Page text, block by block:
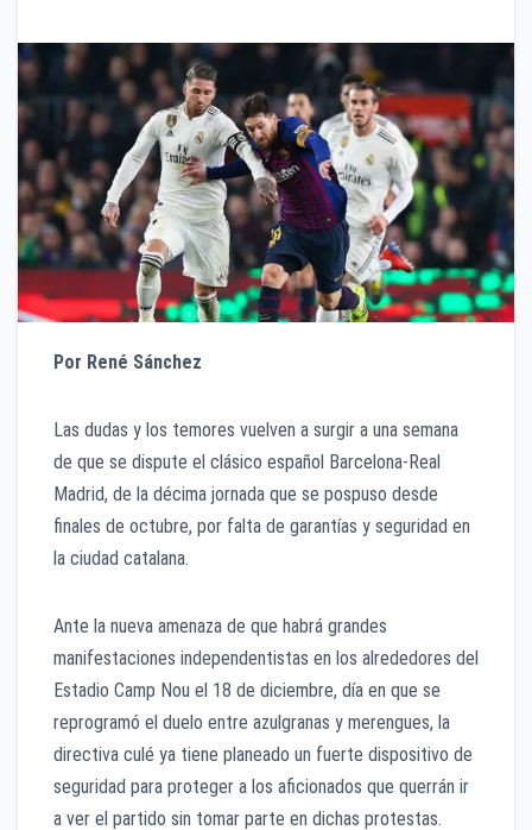
Por René Sánchez
Las dudas y los temores vuelven a surgir a una semana
de que se dispute el clásico español Barcelona-Real
Madrid, de la décima jornada que se pospuso desde
finales de octubre, por falta de garantías y seguridad en
la ciudad catalana.
Ante la nueva amenaza de que habrá grandes
manifestaciones independentistas en los alrededores del
Estadio Camp Nou el 18 de diciembre, día en que se
reprogramó el duelo entre azulgranas y merengues, la
directiva culé ya tiene planeado un fuerte dispositivo de
seguridad para proteger a los aficionados que querrán ir
a ver el partido sin tomar parte en dichas protestas.